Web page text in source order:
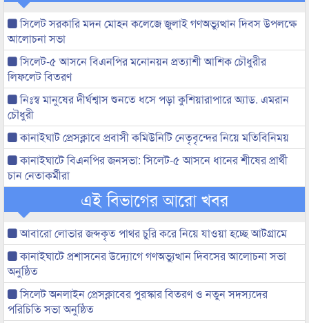
সিলেট সরকারি মদন মোহন কলেজে জুলাই গণঅভ্যুত্থান দিবস উপলক্ষে
আলোচনা সভা
সিলেট-৫ আসনে বিএনপির মনোনয়ন প্রত্যাশী আশিক চৌধুরীর
লিফলেট বিতরণ
নিঃস্ব মানুষের দীর্ঘশ্বাস শুনতে ধসে পড়া কুশিয়ারাপারে অ্যাড. এমরান
চৌধুরী
কানাইঘাট প্রেসক্লাবে প্রবাসী কমিউনিটি নেতৃবৃন্দের নিয়ে মতিবিনিময়
কানাইঘাটে বিএনপির জনসভা: সিলেট-৫ আসনে ধানের শীষের প্রার্থী
চান নেতাকর্মীরা
এই বিভাগের আরো খবর
আবারো লোভার জব্দকৃত পাথর চুরি করে নিয়ে যাওয়া হচ্ছে আটগ্রামে
কানাইঘাটে প্রশাসনের উদ্যোগে গণঅভ্যুত্থান দিবসের আলোচনা সভা
অনুষ্ঠিত
সিলেট অনলাইন প্রেসক্লাবের পুরস্কার বিতরণ ও নতুন সদস্যদের
পরিচিতি সভা অনুষ্ঠিত